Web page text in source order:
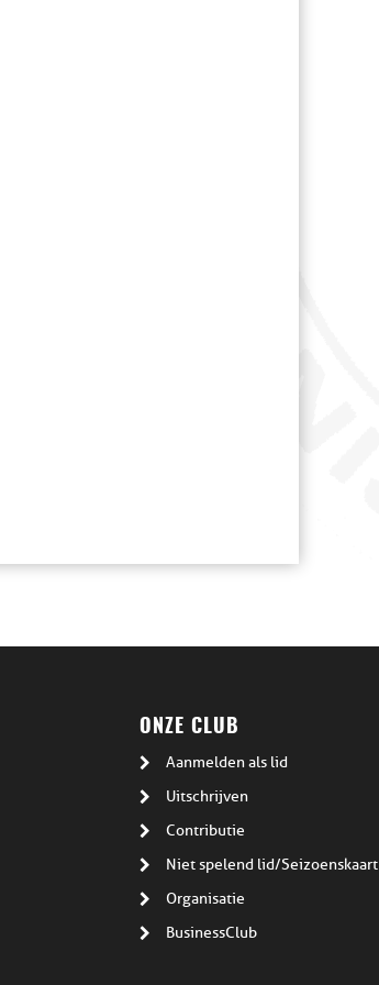
ONZE CLUB
Aanmelden als lid
Uitschrijven
Contributie
Niet spelend lid/Seizoenskaart
Organisatie
BusinessClub